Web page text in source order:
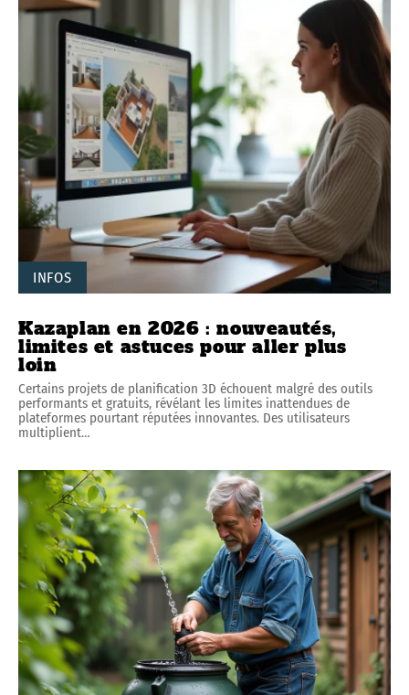
INFOS
Kazaplan en 2026 : nouveautés,
limites et astuces pour aller plus
loin
Certains projets de planification 3D échouent malgré des outils
performants et gratuits, révélant les limites inattendues de
plateformes pourtant réputées innovantes. Des utilisateurs
multiplient…